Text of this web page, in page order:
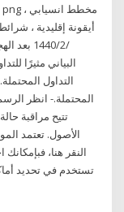
أيقونة إقليدية ،
البياني مثيرًا
التداول
المحتملة.- انظر
تتيح مراقبة
الأصول. تعتمد
النقر هنا،
تستخدم في تحديد